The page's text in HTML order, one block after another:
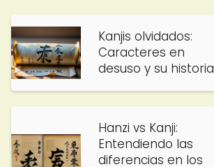
Kanjis olvidados:
Caracteres en
desuso y su historia
Hanzi vs Kanji:
Entendiendo las
diferencias en los